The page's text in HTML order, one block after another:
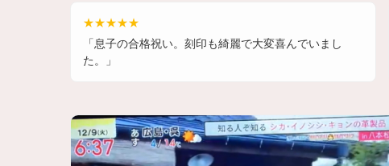
★★★★★
「息子の合格祝い。刻印も綺麗で大変喜んでいまし
た。」